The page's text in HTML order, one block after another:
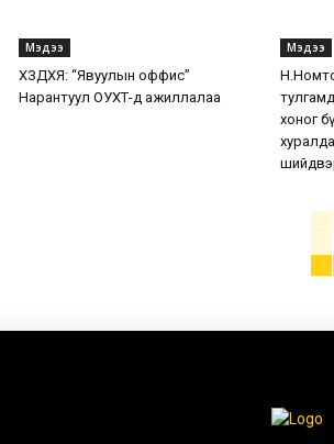
Мэдээ
ХЗДХЯ: “Явуулын оффис”
Нарантуул ОУХТ-д ажиллалаа
Мэдээ
хоног